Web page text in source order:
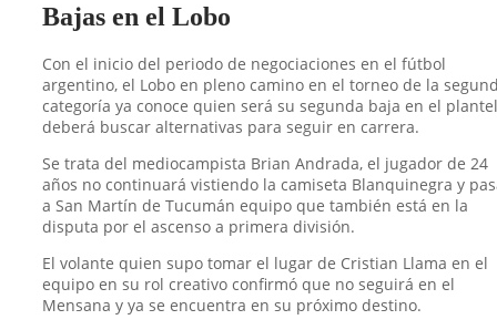
Bajas en el Lobo
Con el inicio del periodo de negociaciones en el fútbol
argentino, el Lobo en pleno camino en el torneo de la
categoría ya conoce quien será su segunda baja en el
deberá buscar alternativas para seguir en carrera.
Se trata del mediocampista Brian Andrada, el jugador de 24
años no continuará vistiendo la camiseta Blanquinegra y
a San Martín de Tucumán equipo que también está en la
disputa por el ascenso a primera división.
El volante quien supo tomar el lugar de Cristian Llama en el
equipo en su rol creativo confirmó que no seguirá en el
Mensana y ya se encuentra en su próximo destino.